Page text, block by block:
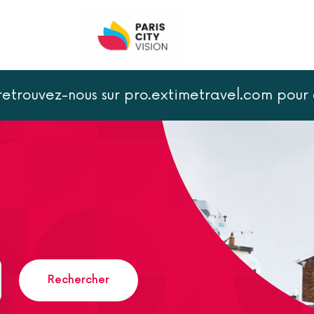
nous sur pro.extimetravel.com
Rechercher